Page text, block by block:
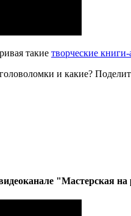
такие творческие
и какие?
"Мастерская на